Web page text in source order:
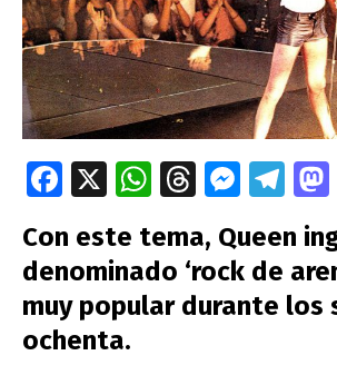
Fa
b
o
o
k
X
W
at
s
A
T
e
a
ds
M
se
n
g
T
el
e
gr
a
Con este tema, Queen
denominado ‘rock de
muy popular durante los
ochenta.